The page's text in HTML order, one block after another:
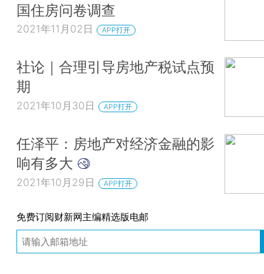
国住房问卷调查
2021年11月02日 APP打开
社论｜合理引导房地产税试点预
期
2021年10月30日 APP打开
任泽平：房地产对经济金融的影
响有多大
2021年10月29日 APP打开
免费订阅财新网主编精选版电邮